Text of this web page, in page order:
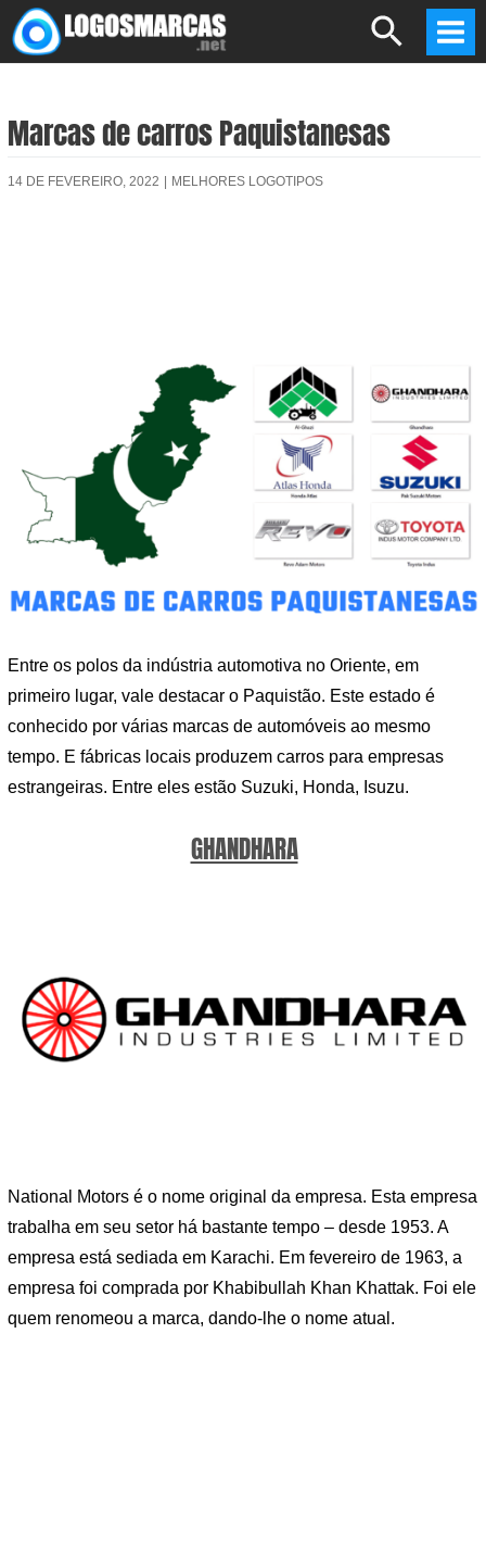
Skip
to
Search
Marcas de carros Paquistanesas
14 DE FEVEREIRO, 2022 MELHORES LOGOTIPOS
Entre os polos da indústria automotiva no Oriente, em
primeiro lugar, vale destacar o Paquistão. Este estado é
conhecido por várias marcas de automóveis ao mesmo
tempo. E fábricas locais produzem carros para empresas
estrangeiras. Entre eles estão Suzuki, Honda, Isuzu.
GHANDHARA
National Motors é o nome original da empresa. Esta empresa
trabalha em seu setor há bastante tempo – desde 1953. A
empresa está sediada em Karachi. Em fevereiro de 1963, a
empresa foi comprada por Khabibullah Khan Khattak. Foi ele
quem renomeou a marca, dando-lhe o nome atual.